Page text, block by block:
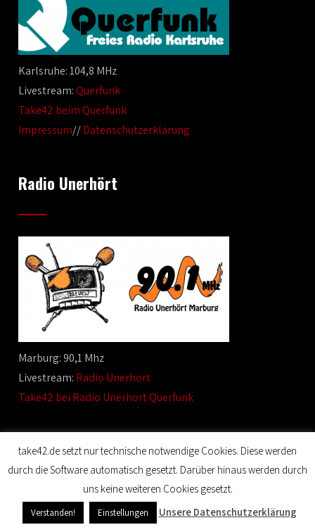
Karlsruhe: 104,8 MHz
Livestream:Querfunk
Take42 beim Querfunk
Impressum//Datenschutzerklärung
Radio Unerhört
Marburg: 90,1 Mhz
Livestream: Radio Unerhört
Take42 bei Radio Unerhört Querfunk
© 2020 Film Maker. All Rights Reserved. Designed by SKT
Themes.
take42.de setzt nur technische notwendige Cookies. Diese werden
durch die Software automatisch gesetzt. Darüber hinaus werden durch
uns keine weiteren Cookies gesetzt.
Verstanden! Einstellungen Unsere Datenschutzerklärung